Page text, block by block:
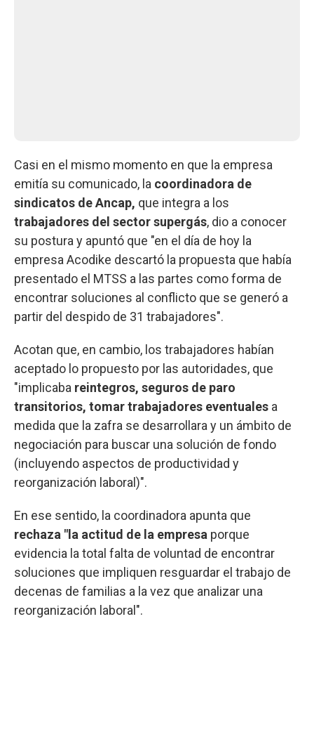
Casi en el mismo momento en que la empresa
emitía su comunicado, la coordinadora de
sindicatos de Ancap, que integra a los
trabajadores del sector supergás, dio a conocer
su postura y apuntó que "en el día de hoy la
empresa Acodike descartó la propuesta que había
presentado el MTSS a las partes como forma de
encontrar soluciones al conflicto que se generó a
partir del despido de 31 trabajadores".
Acotan que, en cambio, los trabajadores habían
aceptado lo propuesto por las autoridades, que
"implicaba reintegros, seguros de paro
transitorios, tomar trabajadores eventuales a
medida que la zafra se desarrollara y un ámbito de
negociación para buscar una solución de fondo
(incluyendo aspectos de productividad y
reorganización laboral)".
En ese sentido, la coordinadora apunta que
rechaza "la actitud de la empresa porque
evidencia la total falta de voluntad de encontrar
soluciones que impliquen resguardar el trabajo de
decenas de familias a la vez que analizar una
reorganización laboral".